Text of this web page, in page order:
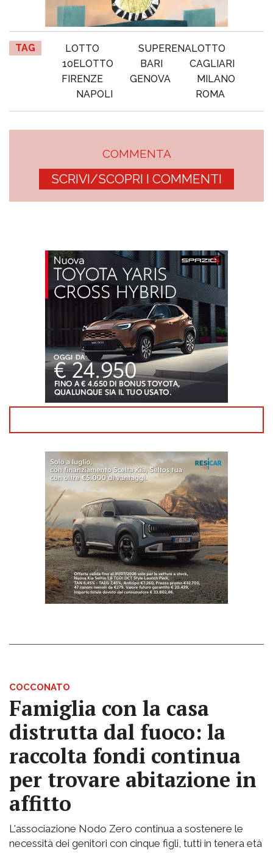
TAG LOTTO
SUPERENALOTTO
10ELOTTO
BARI
CAGLIARI
FIRENZE
GENOVA
MILANO
NAPOLI
ROMA
COMMENTA
SCRIVI/SCOPRI I COMMENTI
COCCONATO
Famiglia con la casa
distrutta dal fuoco: la
raccolta fondi continua
per trovare abitazione in
affitto
L'associazione Nodo Zero continua a sostenere le
necessità dei genitori con cinque figli, tutti in tenera età